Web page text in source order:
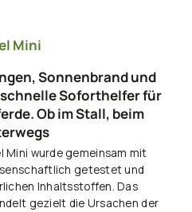
Mini
Sonnenbrand und
Soforthelfer für
Ob im Stall, beim
Mini wurde gemeinsam mit
getestet und
Inhaltsstoffen. Das
gezielt die Ursachen der